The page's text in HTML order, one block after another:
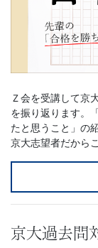
Ｚ会を受講して京
を振り返ります。
たと思うこと」の
京大志望者だから
京大過去問